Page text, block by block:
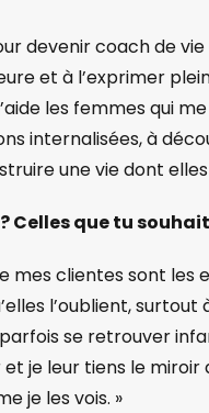
devenir coach de
et à l’exprimer
les femmes qui
internalisées, à
une vie dont
Celles que tu
mes clientes sont les
l’oublient,
se retrouver
je leur tiens le
je les vois. »